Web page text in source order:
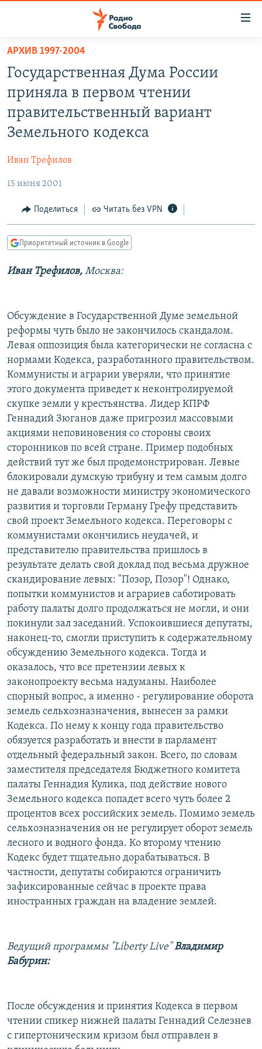
упрощенного
доступа
основному
содержанию
навигации
Вернутся
поиску
ПОДКАСТЫ
АВТОРСКИЕ ПРОЕКТЫ
ЦИТАТЫ СВОБОДЫ
КУЛЬТУРА
IDEL.РЕАЛИИ
КАВКАЗ.РЕАЛИИ
СИБИРЬ.РЕАЛИИ
РАСПИСАНИЕ ВЕЩАНИЯ
СОЦИАЛЬНЫЕ СЕТИ
Все сайты РСЕ/РС
АРХИВ 1997-2004
Государственная Дума России
приняла в первом чтении
правительственный вариант
Земельного кодекса
Иван Трефилов
15 июня 2001
Поделиться Читать без VPN
Приоритетный источник в Google
Иван Трефилов, Москва:
Обсуждение в Государственной Думе земельной
реформы чуть было не закончилось скандалом.
Левая оппозиция была категорически не согласна с
нормами Кодекса, разработанного правительством.
Коммунисты и аграрии уверяли, что принятие
этого документа приведет к неконтролируемой
скупке земли у крестьянства. Лидер КПРФ
Геннадий Зюганов даже пригрозил массовыми
акциями неповиновения со стороны своих
сторонников по всей стране. Пример подобных
действий тут же был продемонстрирован. Левые
блокировали думскую трибуну и тем самым долго
не давали возможности министру экономического
развития и торговли Герману Грефу представить
свой проект Земельного кодекса. Переговоры с
коммунистами окончились неудачей, и
представителю правительства пришлось в
результате делать свой доклад под весьма дружное
скандирование левых: "Позор, Позор"! Однако,
попытки коммунистов и аграриев саботировать
работу палаты долго продолжаться не могли, и они
покинули зал заседаний. Успокоившиеся депутаты,
наконец-то, смогли приступить к содержательному
обсуждению Земельного кодекса. Тогда и
оказалось, что все претензии левых к
законопроекту весьма надуманы. Наиболее
спорный вопрос, а именно - регулирование оборота
земель сельхозназначения, вынесен за рамки
Кодекса. По нему к концу года правительство
обязуется разработать и внести в парламент
отдельный федеральный закон. Всего, по словам
заместителя председателя Бюджетного комитета
палаты Геннадия Кулика, под действие нового
Земельного кодекса попадет всего чуть более 2
процентов всех российских земель. Помимо земель
сельхозназначения он не регулирует оборот земель
лесного и водного фонда. Ко второму чтению
Кодекс будет тщательно дорабатываться. В
частности, депутаты собираются ограничить
зафиксированные сейчас в проекте права
иностранных граждан на владение землей.
Ведущий программы "Liberty Live"Владимир
Бабурин:
После обсуждения и принятия Кодекса в первом
чтении спикер нижней палаты Геннадий Селезнев
с гипертоническим кризом был отправлен в